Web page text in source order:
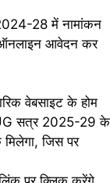
28 में नामांकन
ऑनलाइन आवेदन कर
वेबसाइट के होम
सत्र 2025-29 के
जिस पर